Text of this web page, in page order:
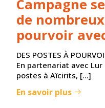
Campagne
de
pourvoir
DES POSTES À
En partenariat avec Lur
postes à Aïcirits, […]
En savoir plus